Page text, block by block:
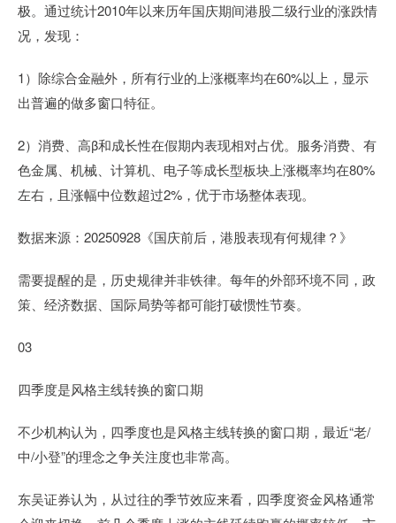
极。通过统计2010年以来历年国庆期间港股二级行业的涨跌情
况，发现：
1）除综合金融外，所有行业的上涨概率均在60%以上，显示
出普遍的做多窗口特征。
2）消费、高β和成长性在假期内表现相对占优。服务消费、有
色金属、机械、计算机、电子等成长型板块上涨概率均在80%
左右，且涨幅中位数超过2%，优于市场整体表现。
数据来源：20250928《国庆前后，港股表现有何规律？》
需要提醒的是，历史规律并非铁律。每年的外部环境不同，政
策、经济数据、国际局势等都可能打破惯性节奏。
03
四季度是风格主线转换的窗口期
不少机构认为，四季度也是风格主线转换的窗口期，最近“老/
中/小登”的理念之争关注度也非常高。
东吴证券认为，从过往的季节效应来看，四季度资金风格通常